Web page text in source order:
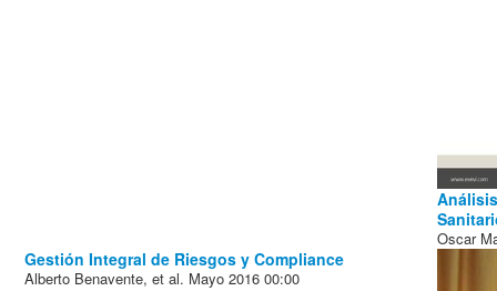
Oscar
Gestión Integral de Riesgos y Compliance
Alberto Benavente, et al. Mayo 2016 00:00